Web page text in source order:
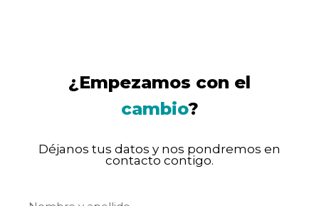
¿Empezamos con el
cambio?
Déjanos tus datos y nos pondremos en
contacto contigo.